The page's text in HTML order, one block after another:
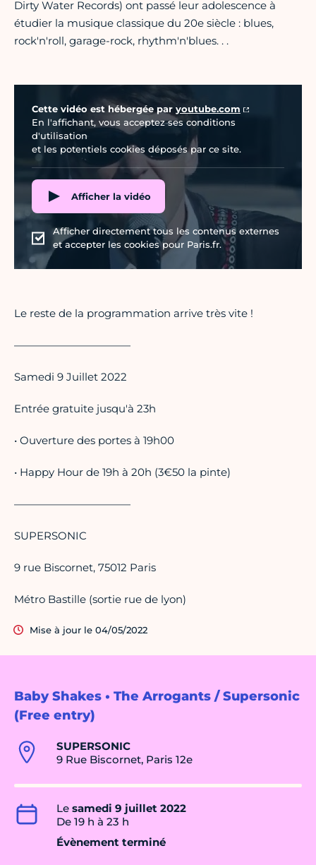
Baby Shakes • The Arrogants / Supersonic
(Free entry)
SUPERSONIC
9 Rue Biscornet, Paris 12e
Le samedi 9 juillet 2022
De 19 h à 23 h
Évènement terminé
Dirty Water Records) ont passé leur adolescence à
étudier la musique classique du 20e siècle : blues,
rock'n'roll, garage-rock, rhythm'n'blues. . .
Vidéo Youtube
Cette vidéo est hébergée par youtube.com
En l'affichant, vous acceptez ses conditions
d'utilisation
et les potentiels cookies déposés par ce site.
Afficher la vidéo
Afficher directement tous les contenus externes
et accepter les cookies pour Paris.fr.
Le reste de la programmation arrive très vite !
———————————
Samedi 9 Juillet 2022
Entrée gratuite jusqu'à 23h
• Ouverture des portes à 19h00
• Happy Hour de 19h à 20h (3€50 la pinte)
———————————
SUPERSONIC
9 rue Biscornet, 75012 Paris
Métro Bastille (sortie rue de lyon)
Mise à jour le 04/05/2022